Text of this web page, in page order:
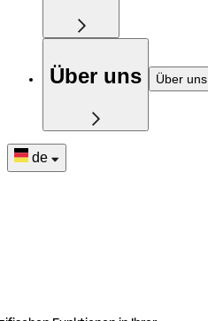
Über uns Über uns
de